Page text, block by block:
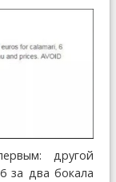
другой
за два бокала